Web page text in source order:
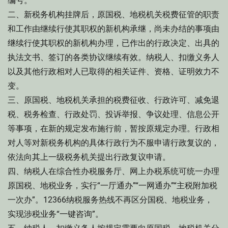
二、新税务机构挂牌后，原国税、地税机关税费征管的职责
和工作由继续行使其职权的新机构承继，尚未办结的事项由
继续行使其职权的新机构办理，已作出的行政决定、出具的
执法文书、签订的各类协议继续有效。纳税人、扣缴义务人
以及其他行政相对人已取得的相关证件、资格、证明效力不
变。
三、原国税、地税机关承担的税费征收、行政许可、减免退
税、税务检查、行政处罚、投诉举报、争议处理、信息公开
等事项，在新的规定发布施行前，暂按原规定办理。行政相
对人等对新税务机构的具体行政行为不服申请行政复议的，
依法向其上一级税务机关提出行政复议申请。
四、纳税人在综合性办税服务厅、网上办税系统可统一办理
原国税、地税业务，实行“一厅通办”“一网通办”“主税附加税
一次办”。12366纳税服务热线不再区分国税、地税业务，
实现涉税业务“一键咨询”。